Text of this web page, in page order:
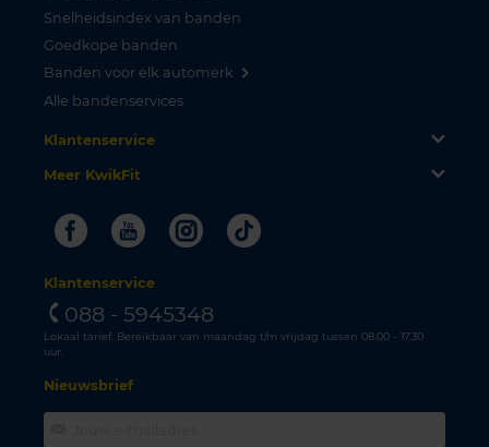
Snelheidsindex van banden
Goedkope banden
Banden voor elk automerk
Alle bandenservices
Klantenservice
Meer KwikFit
FacebookYoutubeInstagram
Tiktok
Klantenservice
088 - 5945348
Lokaal tarief. Bereikbaar van maandag t/m vrijdag tussen 08.00 - 17.30
uur.
Nieuwsbrief